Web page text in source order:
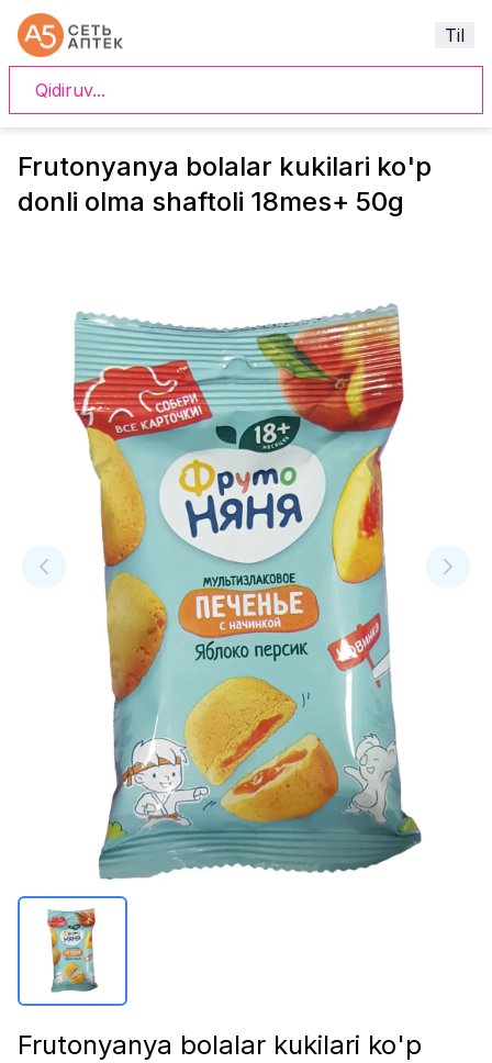
Til
Frutonyanya bolalar kukilari ko'p
donli olma shaftoli 18mes+ 50g
Frutonyanya bolalar kukilari ko'p